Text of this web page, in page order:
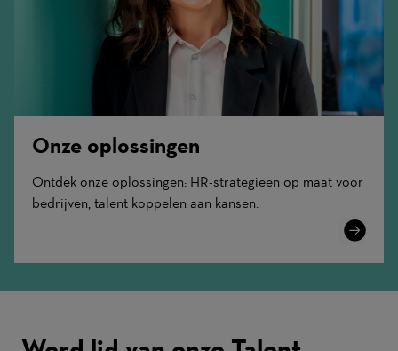
Onze oplossingen
Ontdek onze oplossingen: HR-strategieën op maat voor
bedrijven, talent koppelen aan kansen.
Learn